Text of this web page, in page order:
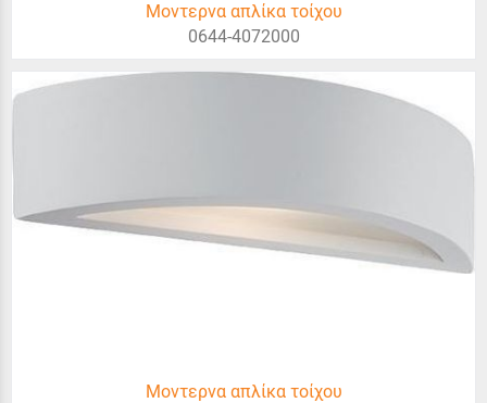
Μοντερνα απλίκα τοίχου
0644-4072000
Μοντερνα απλίκα τοίχου